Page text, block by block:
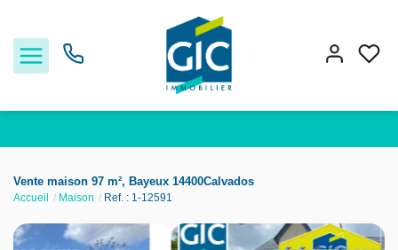
Acheter
Louer
Vente maison 97 m², Bayeux 14400Calvados
Accueil Maison Ref. : 1-12591